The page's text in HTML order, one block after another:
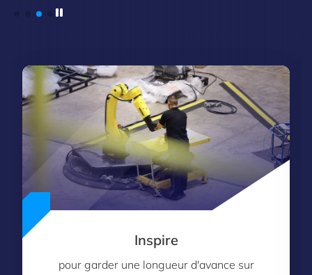
Inspire
pour garder une longueur d'avance sur